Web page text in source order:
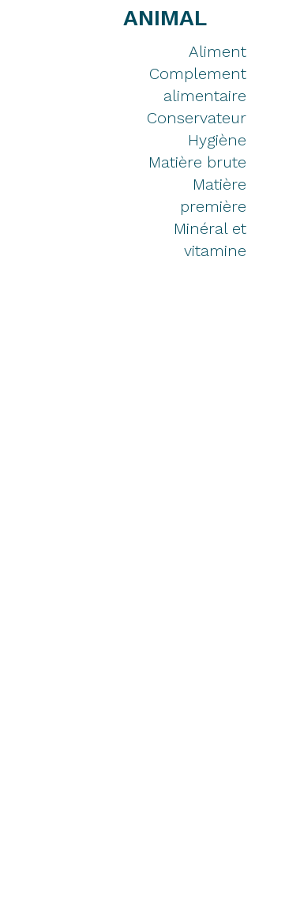
ANIMAL
Aliment
Complement
alimentaire
Conservateur
Hygiène
Matière brute
Matière
première
Minéral et
vitamine